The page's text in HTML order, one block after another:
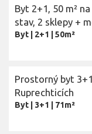
Byt 2+1, 50 m²
stav, 2 sklepy +
Byt 2+1 50m²
Prostorný byt
Ruprechticích
Byt 3+1 71m²